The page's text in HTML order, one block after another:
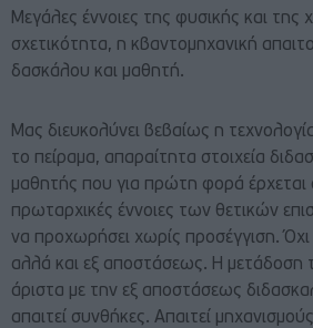
Μεγάλες έννοιες της φυσικής και της
σχετικότητα, η κβαντομηχανική
δασκάλου και μαθητή.
Μας διευκολύνει βεβαίως η
το πείραμα, απαραίτητα στοιχεία
μαθητής που για πρώτη φορά έρχεται
πρωταρχικές έννοιες των θετικών
να προχωρήσει χωρίς προσέγγιση.
αλλά και εξ αποστάσεως. Η μετάδοση
άριστα με την εξ αποστάσεως
απαιτεί συνθήκες. Απαιτεί